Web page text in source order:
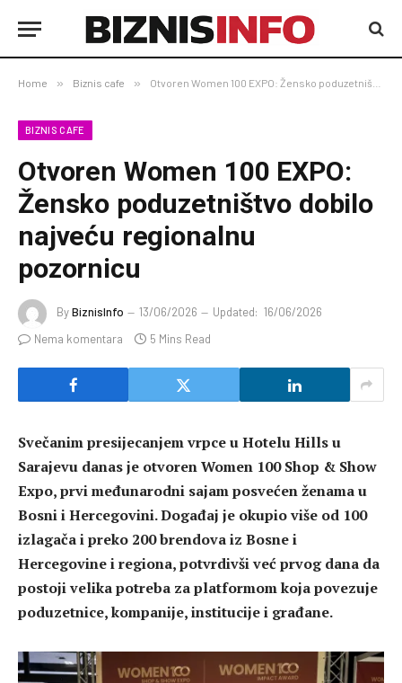
Home » Biznis cafe » Otvoren Women 100 EXPO: Žensko poduzetništvo dobilo najveću regionalnu pozornicu
BIZNIS CAFE
Otvoren Women 100 EXPO:
Žensko poduzetništvo dobilo
najveću regionalnu
pozornicu
ByBiznisInfo 13/06/2026 Updated: 16/06/2026
Nema komentara
5 Mins Read
Svečanim presijecanjem vrpce u Hotelu Hills u
Sarajevu danas je otvoren Women 100 Shop & Show
Expo, prvi međunarodni sajam posvećen ženama u
Bosni i Hercegovini. Događaj je okupio više od 100
izlagača i preko 200 brendova iz Bosne i
Hercegovine i regiona, potvrdivši već prvog dana da
postoji velika potreba za platformom koja povezuje
poduzetnice, kompanije, institucije i građane.